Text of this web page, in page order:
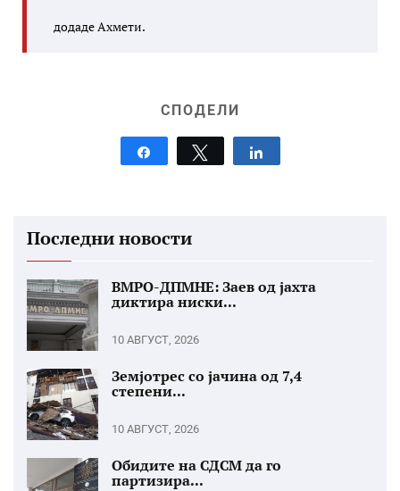
додаде Ахмети.
СПОДЕЛИ
Tweet
Последни новости
ВМРО-ДПМНЕ: Заев од јахта
диктира ниски...
10 АВГУСТ, 2026
Земјотрес со јачина од 7,4
степени...
10 АВГУСТ, 2026
Обидите на СДСМ да го
партизира...